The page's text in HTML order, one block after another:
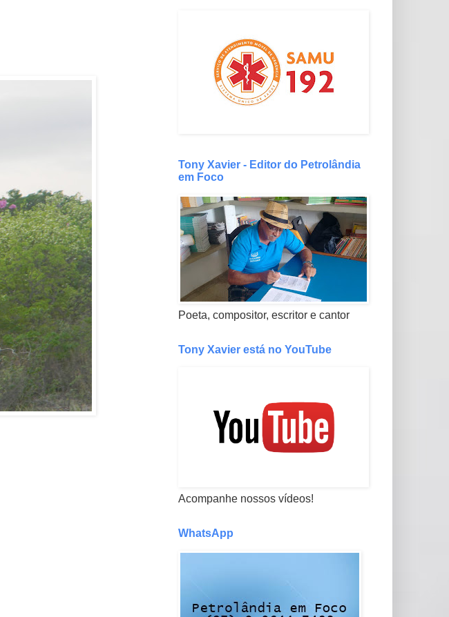
Tony Xavier - Editor do Petrolândia
em Foco
Poeta, compositor, escritor e cantor
Tony Xavier está no YouTube
Acompanhe nossos vídeos!
WhatsApp